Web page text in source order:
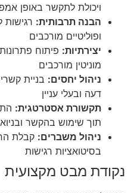
ויכולת לתקשר באופן
הבנה תרבותית:
ופוליטיים מורכבים
יצירתיות: פיתוח
מוניטין מורכבים
ניהול יחסים: בניית
דעה ובעלי עניין
תקשורת אסטרטגית:
תוך שימוש בהקשר
ניהול משברים: קבלת
בסיטואציות רגישות
נקודת מבט מקצועית